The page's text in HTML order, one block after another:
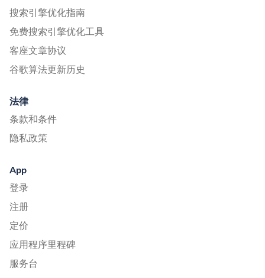
搜索引擎优化指南
免费搜索引擎优化工具
客座文章协议
谷歌算法更新历史
法律
条款和条件
隐私政策
App
登录
注册
定价
应用程序里程碑
服务台